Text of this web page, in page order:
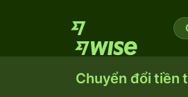
Chuyển đổi tiền